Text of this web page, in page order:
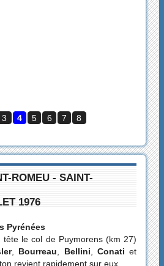
3 4 5 6 7 8
ROMEU - SAINT-
1976
Pyrénées
le col de Puymorens (km 27)
, Bourreau, Bellini, Conati et
revient rapidement sur eux.